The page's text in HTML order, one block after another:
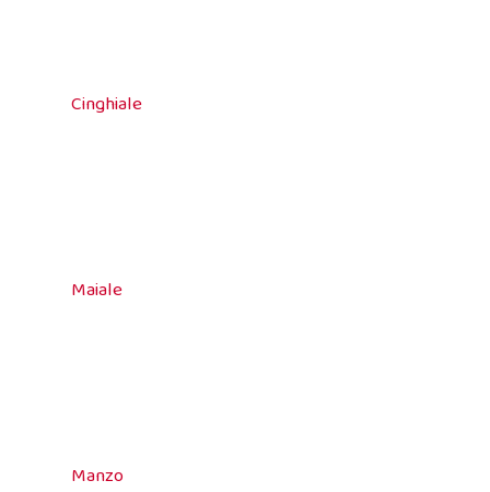
Cinghiale
Maiale
Manzo